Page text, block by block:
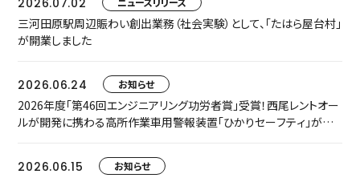
2026.07.02
三河田原駅周辺賑わい創出業務（社会実験）として、「たはら屋台村」
が開業しました
2026.06.24 お知らせ
2026年度「第46回エンジニアリング功労者賞」受賞！西尾レントオー
ルが開発に携わる高所作業車用警報装置「ひかりセーフティ」が中
2026.06.15
お知らせ